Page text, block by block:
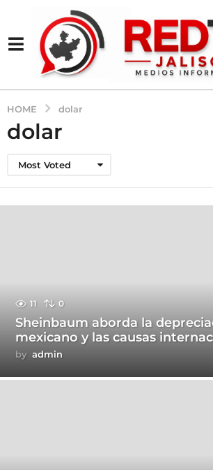
HOME dolar
dolar
Most Voted
11 0
Sheinbaum aborda la
mexicano y las causas
by admin